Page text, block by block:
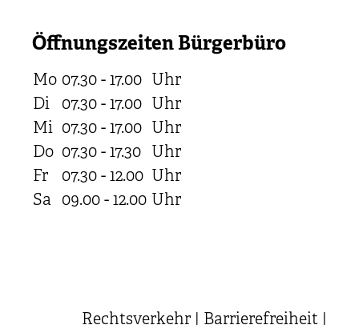
Öffnungszeiten Bürgerbüro
Mo 07.30 - 17.00 Uhr
Di
07.30 - 17.00 Uhr
Mi 07.30 - 17.00 Uhr
Do 07.30 - 17.30 Uhr
Fr
07.30 - 12.00 Uhr
Sa 09.00 - 12.00 Uhr
Rechtsverkehr Barrierefreiheit